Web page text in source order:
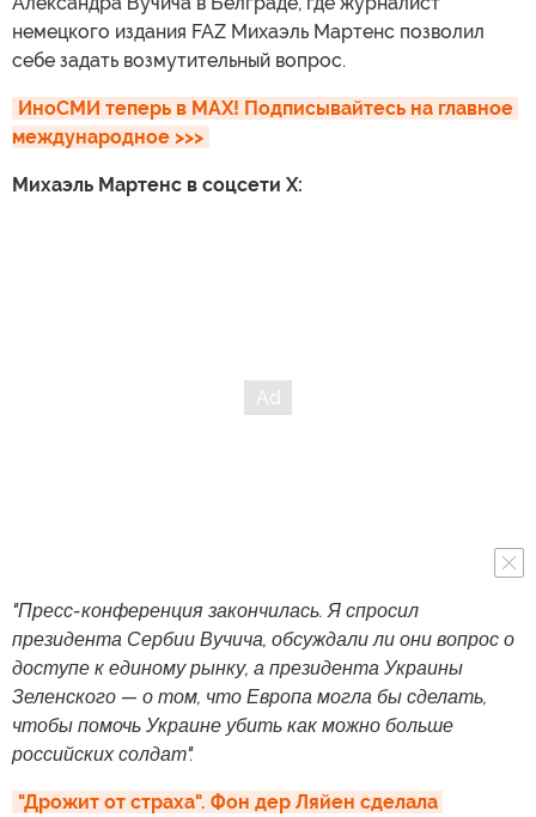
немецкого издания FAZ Михаэль Мартенс позволил
себе задать возмутительный вопрос.
ИноСМИ теперь в MAX! Подписывайтесь на главное
международное >>>
Михаэль Мартенс в соцсети X:
"Пресс-конференция закончилась. Я спросил
президента Сербии Вучича, обсуждали ли они вопрос о
доступе к единому рынку, а президента Украины
Зеленского — о том, что Европа могла бы сделать,
чтобы помочь Украине убить как можно больше
российских солдат".
"Дрожит от страха". Фон дер Ляйен сделала